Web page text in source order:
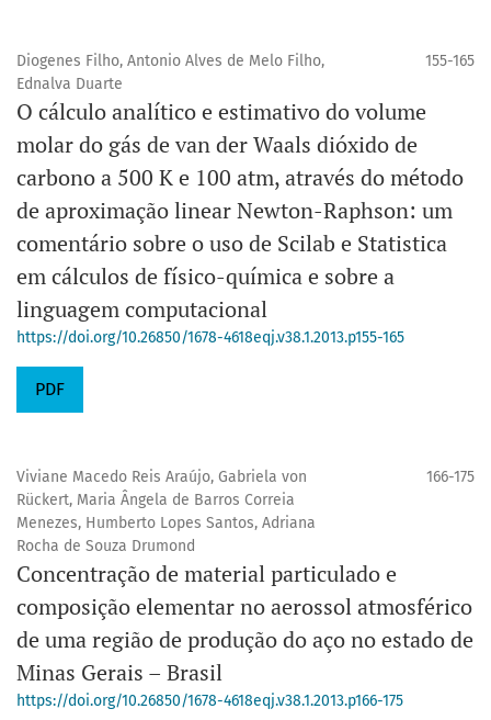
Diogenes Filho, Antonio Alves de Melo Filho,
Ednalva Duarte
155-165
O cálculo analítico e estimativo do volume
molar do gás de van der Waals dióxido de
carbono a 500 K e 100 atm, através do método
de aproximação linear Newton-Raphson: um
comentário sobre o uso de Scilab e Statistica
em cálculos de físico-química e sobre a
linguagem computacional
https://doi.org/10.26850/1678-4618eqj.v38.1.2013.p155-165
PDF
Viviane Macedo Reis Araújo, Gabriela von
Rückert, Maria Ângela de Barros Correia
Menezes, Humberto Lopes Santos, Adriana
Rocha de Souza Drumond
166-175
Concentração de material particulado e
composição elementar no aerossol atmosférico
de uma região de produção do aço no estado de
Minas Gerais – Brasil
https://doi.org/10.26850/1678-4618eqj.v38.1.2013.p166-175